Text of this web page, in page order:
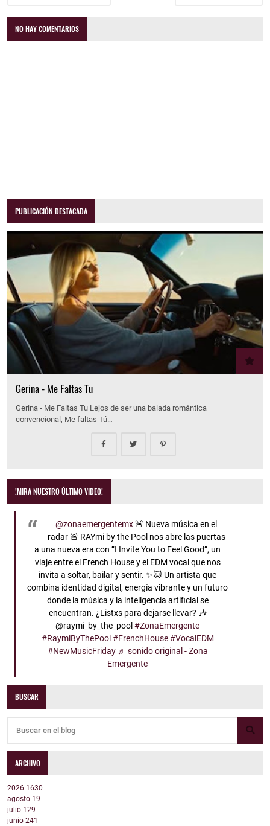
NO HAY COMENTARIOS
PUBLICACIÓN DESTACADA
Gerina - Me Faltas Tu
Gerina - Me Faltas Tu Lejos de ser una balada romántica
convencional, Me faltas Tú…
!MIRA NUESTRO ÚLTIMO VIDEO!
@zonaemergentemx🚨 Nueva música en el
radar 🚨 RAYmi by the Pool nos abre las puertas
a una nueva era con “I Invite You to Feel Good”, un
viaje entre el French House y el EDM vocal que nos
invita a soltar, bailar y sentir. ✨🐱 Un artista que
combina identidad digital, energía vibrante y un futuro
donde la música y la inteligencia artificial se
encuentran. ¿Listxs para dejarse llevar? 🎶
@raymi_by_the_pool #ZonaEmergente
#RaymiByThePool #FrenchHouse #VocalEDM
#NewMusicFriday ♬ sonido original - Zona
Emergente
BUSCAR
ARCHIVO
2026 1630
agosto 19
julio 129
junio 241